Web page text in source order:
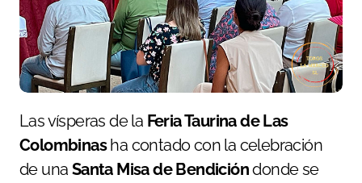
Las vísperas de la Feria Taurina de Las
Colombinasha contado con la celebración
de una Santa Misa de Bendicióndonde se